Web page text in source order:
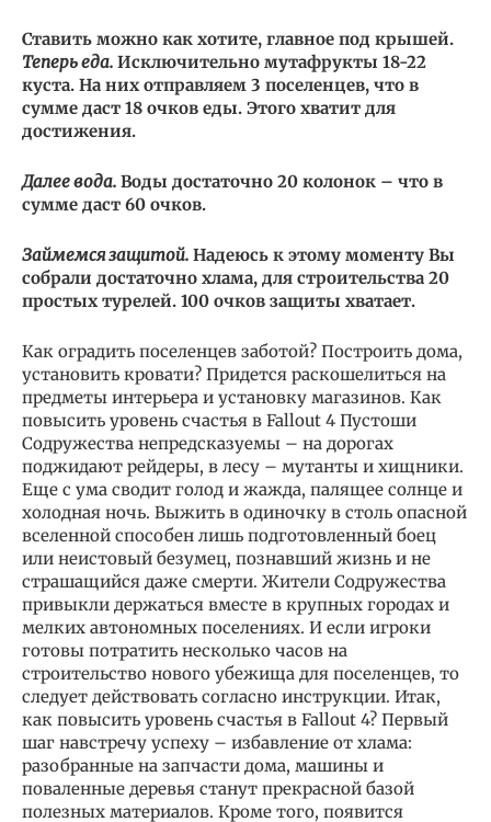
Ставить можно как хотите, главное под крышей.
Теперь еда. Исключительно мутафрукты 18-22
куста. На них отправляем 3 поселенцев, что в
сумме даст 18 очков еды. Этого хватит для
достижения.
Далее вода. Воды достаточно 20 колонок – что в
сумме даст 60 очков.
Займемся защитой. Надеюсь к этому моменту Вы
собрали достаточно хлама, для строительства 20
простых турелей. 100 очков защиты хватает.
Как оградить поселенцев заботой? Построить дома,
установить кровати? Придется раскошелиться на
предметы интерьера и установку магазинов. Как
повысить уровень счастья в Fallout 4 Пустоши
Содружества непредсказуемы – на дорогах
поджидают рейдеры, в лесу – мутанты и хищники.
Еще с ума сводит голод и жажда, палящее солнце и
холодная ночь. Выжить в одиночку в столь опасной
вселенной способен лишь подготовленный боец
или неистовый безумец, познавший жизнь и не
страшащийся даже смерти. Жители Содружества
привыкли держаться вместе в крупных городах и
мелких автономных поселениях. И если игроки
готовы потратить несколько часов на
строительство нового убежища для поселенцев, то
следует действовать согласно инструкции. Итак,
как повысить уровень счастья в Fallout 4? Первый
шаг навстречу успеху – избавление от хлама:
разобранные на запчасти дома, машины и
поваленные деревья станут прекрасной базой
полезных материалов. Кроме того, появится